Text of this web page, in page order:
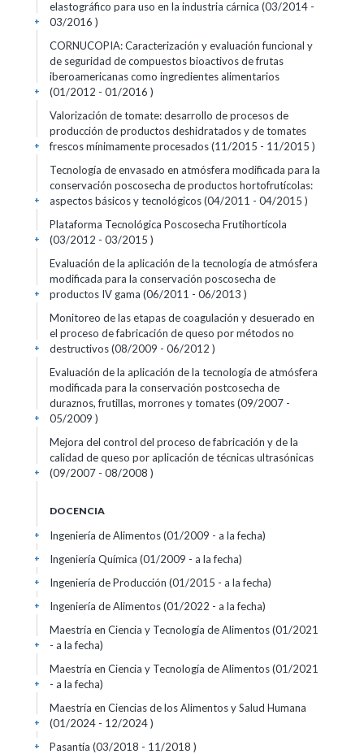
elastográfico para uso en la industria cárnica (03/2014 -
03/2016 )
+
CORNUCOPIA: Caracterización y evaluación funcional y
de seguridad de compuestos bioactivos de frutas
iberoamericanas como ingredientes alimentarios
(01/2012 - 01/2016 )
+
Valorización de tomate: desarrollo de procesos de
producción de productos deshidratados y de tomates
frescos mínimamente procesados (11/2015 - 11/2015 )
+
Tecnología de envasado en atmósfera modificada para la
conservación poscosecha de productos hortofrutícolas:
aspectos básicos y tecnológicos (04/2011 - 04/2015 )
+
Plataforma Tecnológica Poscosecha Frutihortícola
(03/2012 - 03/2015 )
+
Evaluación de la aplicación de la tecnología de atmósfera
modificada para la conservación poscosecha de
productos IV gama (06/2011 - 06/2013 )
+
Monitoreo de las etapas de coagulación y desuerado en
el proceso de fabricación de queso por métodos no
destructivos (08/2009 - 06/2012 )
+
Evaluación de la aplicación de la tecnología de atmósfera
modificada para la conservación postcosecha de
duraznos, frutillas, morrones y tomates (09/2007 -
05/2009 )
+
Mejora del control del proceso de fabricación y de la
calidad de queso por aplicación de técnicas ultrasónicas
(09/2007 - 08/2008 )
+
DOCENCIA
Ingeniería de Alimentos (01/2009 - a la fecha)
+
Ingeniería Química (01/2009 - a la fecha)
+
Ingeniería de Producción (01/2015 - a la fecha)
+
Ingeniería de Alimentos (01/2022 - a la fecha)
+
Maestría en Ciencia y Tecnología de Alimentos (01/2021
- a la fecha)
+
Maestría en Ciencia y Tecnología de Alimentos (01/2021
- a la fecha)
+
Maestría en Ciencias de los Alimentos y Salud Humana
(01/2024 - 12/2024 )
+
Pasantía (03/2018 - 11/2018 )
+